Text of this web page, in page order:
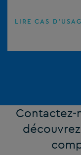
LIRE CAS
Contactez-